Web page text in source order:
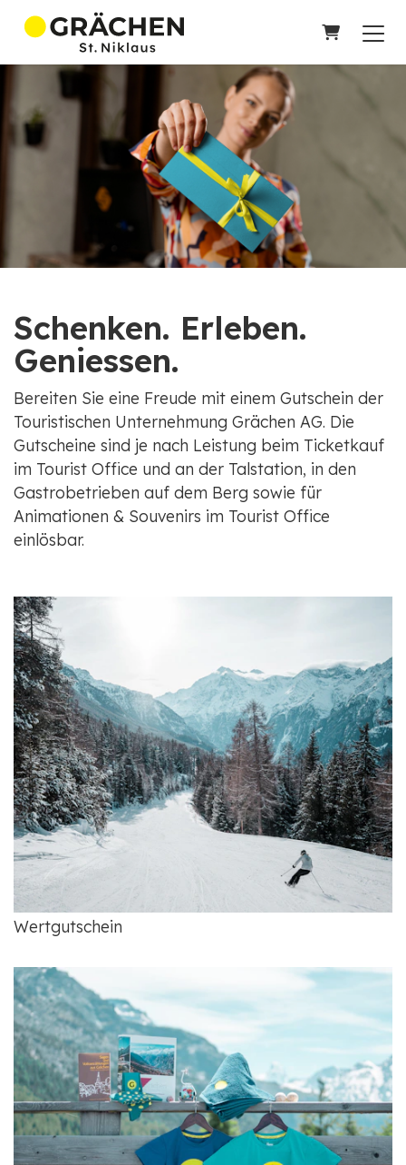
Schenken. Erleben.
Geniessen.
Bereiten Sie eine Freude mit einem Gutschein der
Touristischen Unternehmung Grächen AG. Die
Gutscheine sind je nach Leistung beim Ticketkauf
im Tourist Office und an der Talstation, in den
Gastrobetrieben auf dem Berg sowie für
Animationen & Souvenirs im Tourist Office
einlösbar.
Wertgutschein